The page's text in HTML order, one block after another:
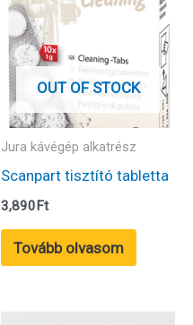
OUT OF STOCK
Jura kávégép alkatrész
Scanpart tisztító tabletta
3,890Ft
Tovább olvasom